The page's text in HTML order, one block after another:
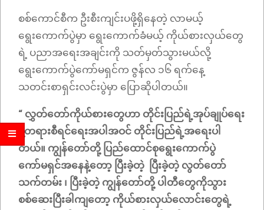
စစ်ကောင်စီက ဦးစီးကျင်းပဖို့ရှိနေတဲ့ လာမယ့်
ရွေးကောက်ပွဲမှာ ရွေးကောက်ခံမယ့် ကိုယ်စားလှယ်တွေ
ရဲ့ ပညာအရေးအချင်းကို သတ်မှတ်သွားမယ်လို့
ရွေးကောက်ပွဲကော်မရှင်က ဇွန်လ ၁၆ ရက်နေ့
သတင်းစာရှင်းလင်းပွဲမှာ ပြောဆိုပါတယ်။
“ လွှတ်တော်ကိုယ်စားတွေဟာ တိုင်းပြည်ရဲ့အုပ်ချုပ်ရေး
နဲ့တရားစီရင်ရေးအပါအဝင် တိုင်းပြည်ရဲ့အရေးပါ
တယ်။ ကျွန်တော်တို့ ပြည်ထောင်စုရွေးကောက်ပွဲ
ကော်မရှင်အနေနဲ့တော့ ပြီးခဲ့တဲ့ ပြီးခဲ့တဲ့ လွတ်တော်
သက်တမ်း ၊ ပြီးခဲ့တဲ့ ကျွန်တော်တို့ ပါတီတွေကိုသွား
စစ်ဆေးပြီးခါကျတော့ ကိုယ်စားလှယ်လောင်းတွေရဲ့